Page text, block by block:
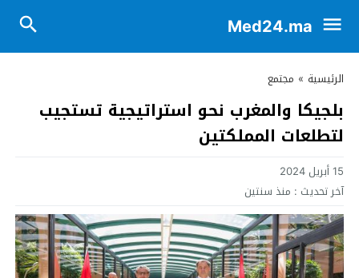
Med24.ma
الرئيسية » مجتمع
بلجيكا والمغرب نحو استراتيجية تستجيب
لتطلعات المملكتين
15 أبريل 2024
آخر تحديث : منذ سنتين